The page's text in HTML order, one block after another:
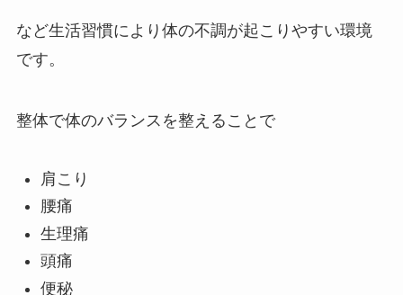
など生活習慣により体の不調が起こりやすい環境
です。
整体で体のバランスを整えることで
肩こり
腰痛
生理痛
頭痛
便秘